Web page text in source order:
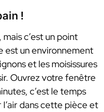
!
c’est un point
est un environnement
et les moisissures
Ouvrez votre fenêtre
c’est le temps
dans cette pièce et